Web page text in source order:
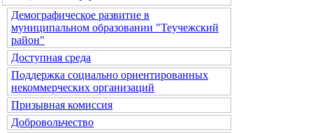
Демографическое развитие в
муниципальном образовании "Теучежский
район"
Доступная среда
Поддержка социально ориентированных
некоммерческих организаций
Призывная комиссия
Добровольчество